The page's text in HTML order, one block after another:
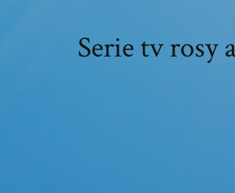
Serie tv rosy